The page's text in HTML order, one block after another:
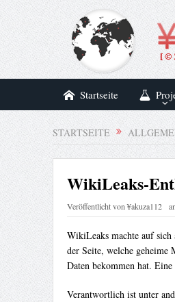
Startseite
STARTSEITE
WikiLeaks-
Veröffentlicht von¥akuza112
WikiLeaks machte auf
der Seite, welche
Daten bekommen hat.
Verantwortlich ist unter